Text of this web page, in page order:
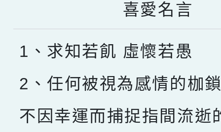
喜愛名言
1、求知若飢 虛懷若愚
2、任何被視為感情的枷
不因幸運而捕捉指間流逝